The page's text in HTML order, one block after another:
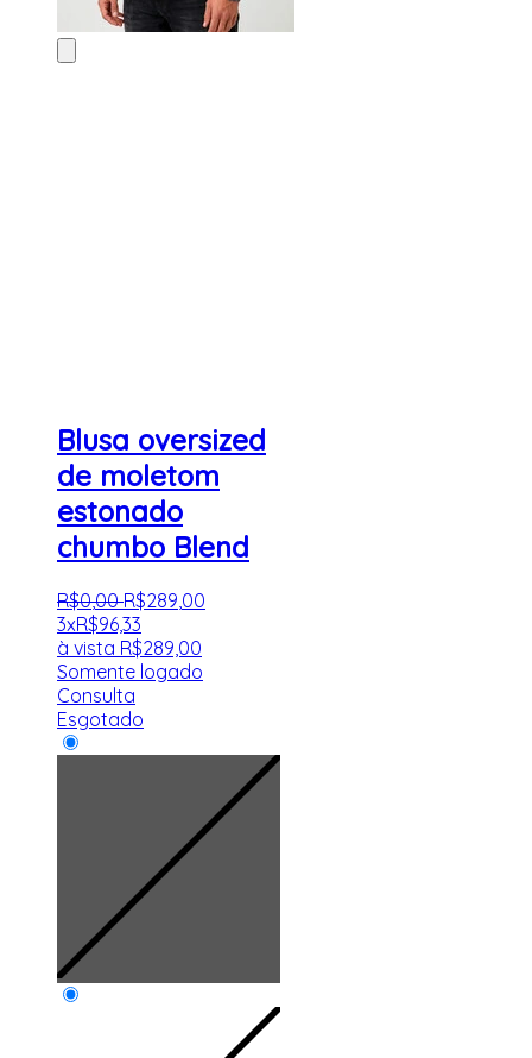
Blusa oversized
de moletom
estonado
chumbo Blend
R$0,00 R$289 00
3xR$96,33
à vista R$289,00
Somente logado
Consulta
Esgotado